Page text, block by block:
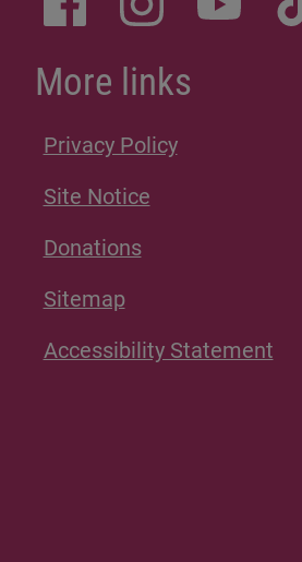
More links
Privacy Policy
Site Notice
Donations
Sitemap
Accessibility Statement